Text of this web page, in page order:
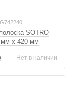
SOTRO
мм x 420 мм
Нет в наличии